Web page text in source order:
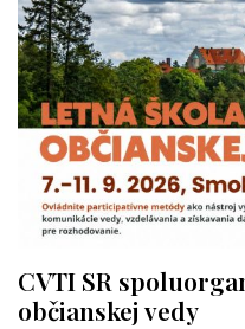
CVTI SR
občianskej vedy